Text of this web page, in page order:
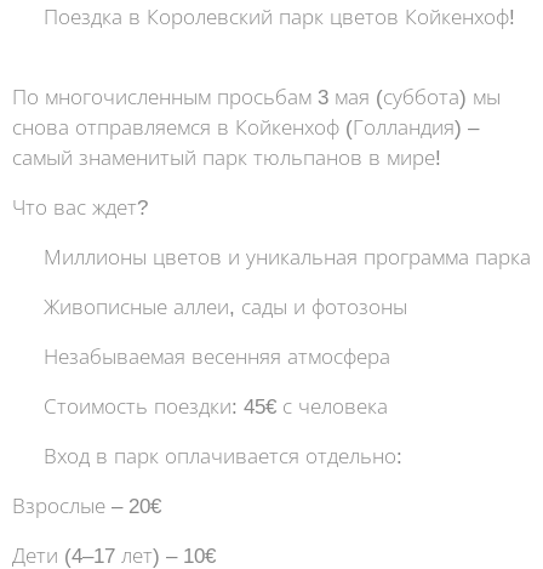
🌷 Поездка в Королевский парк цветов Койкенхоф!
По многочисленным просьбам 3 мая (суббота) мы
снова отправляемся в Койкенхоф (Голландия) –
самый знаменитый парк тюльпанов в мире!
Что вас ждет?
✨ Миллионы цветов и уникальная программа парка
✨ Живописные аллеи, сады и фотозоны
✨ Незабываемая весенняя атмосфера
💰 Стоимость поездки: 45€ с человека
🎟 Вход в парк оплачивается отдельно:
Взрослые – 20€
Дети (4–17 лет) – 10€